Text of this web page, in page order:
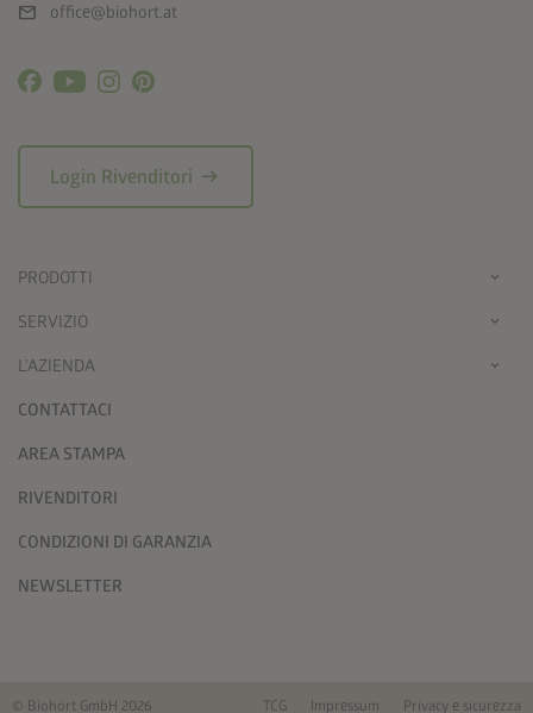
mail office@biohort.at
Login Rivenditori arrow_right_alt
PRODOTTI
SERVIZIO
L'AZIENDA
CONTATTACI
AREA STAMPA
RIVENDITORI
CONDIZIONI DI GARANZIA
NEWSLETTER
© Biohort GmbH 2026 TCG Impressum Privacy e sicurezza